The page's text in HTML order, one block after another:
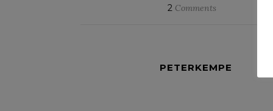
2 Comments
PETERKEMPE